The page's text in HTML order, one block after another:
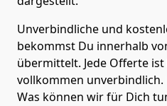
Unverbindliche und
bekommst Du innerhalb
übermittelt. Jede Offerte
vollkommen unverbindlich.
Was können wir für Dich